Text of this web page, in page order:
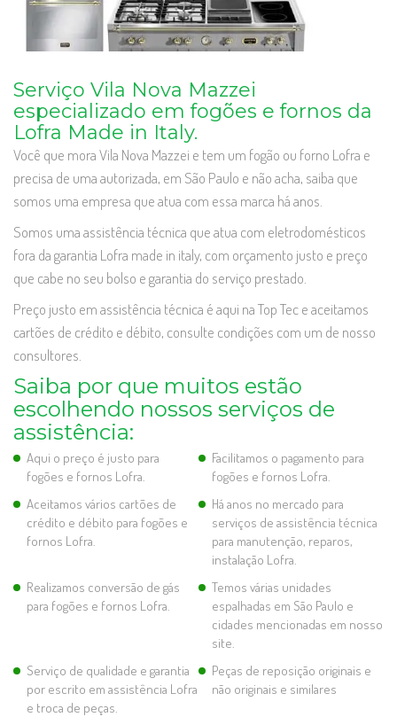
Serviço Vila Nova Mazzei
especializado em fogões e fornos da
Lofra Made in Italy.
Você que mora Vila Nova Mazzei e tem um fogão ou forno Lofra e
precisa de uma autorizada, em São Paulo e não acha, saiba que
somos uma empresa que atua com essa marca há anos.
Somos uma assistência técnica que atua com eletrodomésticos
fora da garantia Lofra made in italy, com orçamento justo e preço
que cabe no seu bolso e garantia do serviço prestado.
Preço justo em assistência técnica é aqui na Top Tec e aceitamos
cartões de crédito e débito, consulte condições com um de nosso
consultores.
Saiba por que muitos estão
escolhendo nossos serviços de
assistência:
Aqui o preço é justo para
fogões e fornos Lofra.
Facilitamos o pagamento para
fogões e fornos Lofra.
Aceitamos vários cartões de
crédito e débito para fogões e
fornos Lofra.
Há anos no mercado para
serviços de assistência técnica
para manutenção, reparos,
instalação Lofra.
Realizamos conversão de gás
para fogões e fornos Lofra.
Temos várias unidades
espalhadas em São Paulo e
cidades mencionadas em nosso
site.
Serviço de qualidade e garantia
por escrito em assistência Lofra
e troca de peças.
Peças de reposição originais e
não originais e similares